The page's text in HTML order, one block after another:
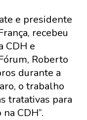
e presidente
recebeu
CDH e
Roberto
durante a
o trabalho
tratativas para
CDH”.